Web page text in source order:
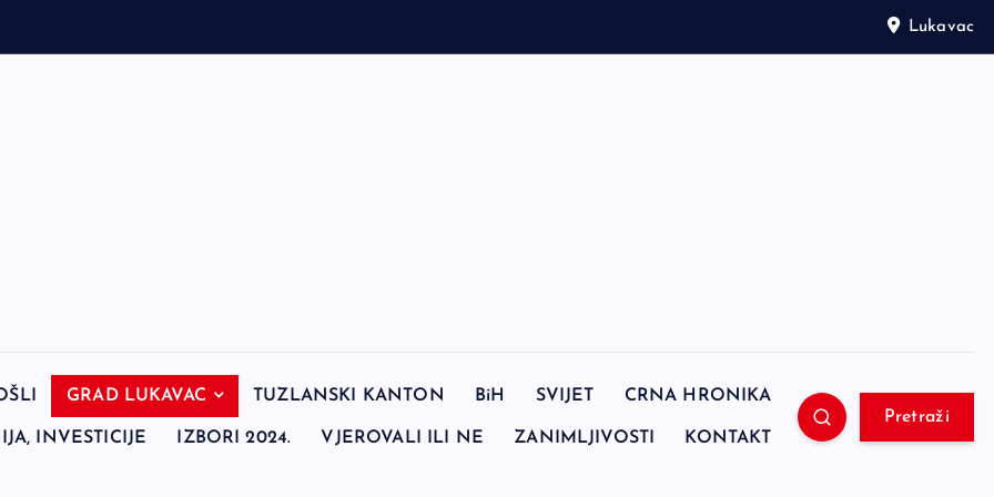
Lukavac
GRAD LUKAVAC TUZLANSKI KANTON BiH SVIJET CRNA HRONIKA
INVESTICIJE IZBORI 2024. VJEROVALI ILI NE ZANIMLJIVOSTI KONTAKT
Pretraži